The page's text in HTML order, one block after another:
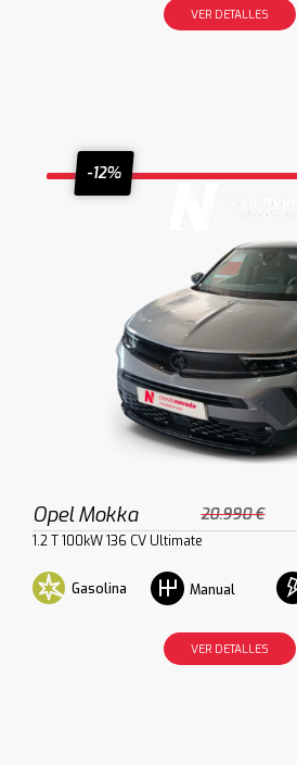
VER DETALLES
-12%
Opel Mokka 20.990 €
1.2 T 100kW 136 CV Ultimate
Gasolina Manual
VER DETALLES